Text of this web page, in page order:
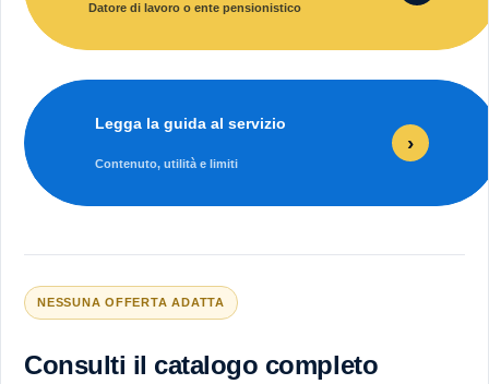
Datore di lavoro o ente pensionistico
Legga la guida al servizio
Contenuto, utilità e limiti
›
NESSUNA OFFERTA ADATTA
Consulti il catalogo completo